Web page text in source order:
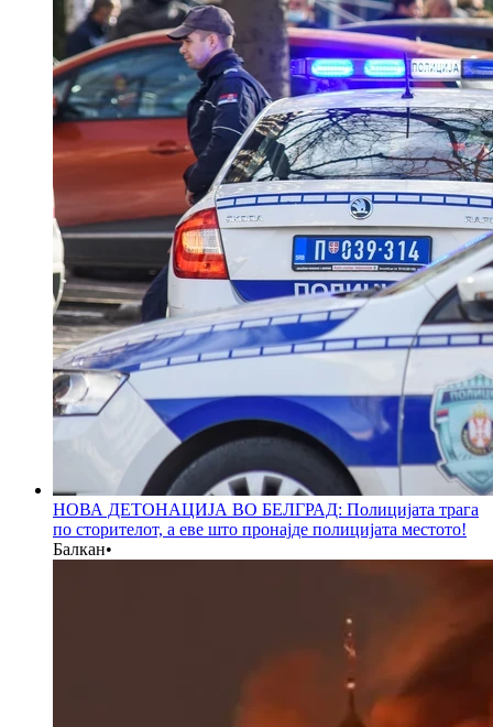
НОВА ДЕТОНАЦИЈА ВО БЕЛГРАД: Полицијата трага
по сторителот, а еве што пронајде полицијата местото!
Балкан•